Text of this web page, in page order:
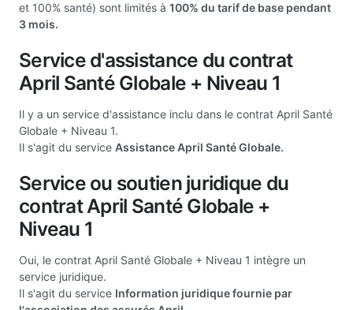
et 100% santé) sont limités à 100% du tarif de base pendant
3 mois.
Service d'assistance du contrat
April Santé Globale + Niveau 1
Il y a un service d'assistance inclu dans le contrat April Santé
Globale + Niveau 1.
Il s'agit du service Assistance April Santé Globale.
Service ou soutien juridique du
contrat April Santé Globale +
Niveau 1
Oui, le contrat April Santé Globale + Niveau 1 intègre un
service juridique.
Il s'agit du service Information juridique fournie par